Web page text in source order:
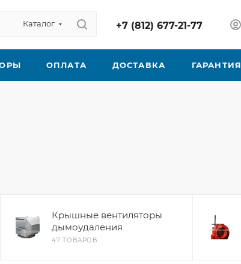
Каталог +7 (812) 677-21-77
ОПЛАТА ДОСТАВКА ГАРАНТИЯ
Крышные вентиляторы
дымоудаления
47 ТОВАРОВ